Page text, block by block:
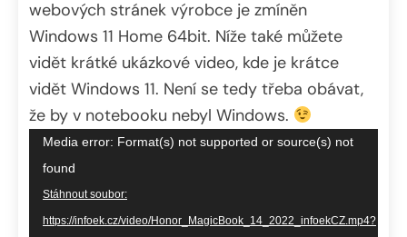
webových stránek výrobce je zmíněn
Windows 11 Home 64bit. Níže také můžete
vidět krátké ukázkové video, kde je krátce
vidět Windows 11. Není se tedy třeba obávat,
že by v notebooku nebyl Windows.
Video
přehrávač
Media error: Format(s) not supported or source(s) not
found
Stáhnout soubor:
https://infoek.cz/video/Honor_MagicBook_14_2022_infoekCZ.mp4?